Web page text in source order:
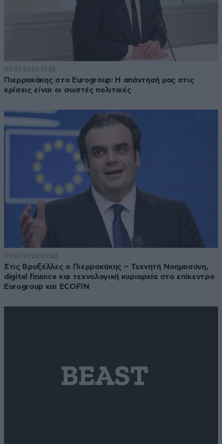
09·07·2026 21:32
Πιερρακάκης στο Eurogroup: Η απάντησή μας στις
κρίσεις είναι οι σωστές πολιτικές
09·07·2026 09:38
Στις Βρυξέλλες ο Πιερρακάκης – Τεχνητή Νοημοσύνη,
digital finance και τεχνολογική κυριαρχία στο επίκεντρο
Eurogroup και ECOFIN